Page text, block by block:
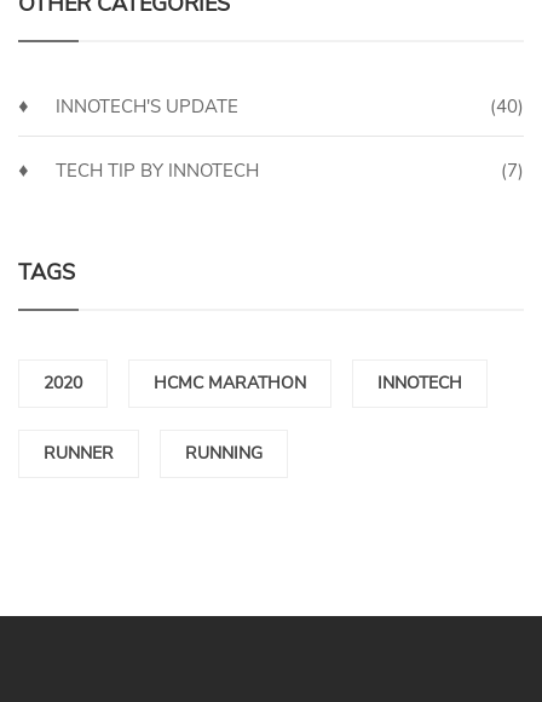
INNOTECH'S UPDATE (40)
TECH TIP BY INNOTECH (7)
TAGS
2020 HCMC MARATHON INNOTECH
RUNNER RUNNING